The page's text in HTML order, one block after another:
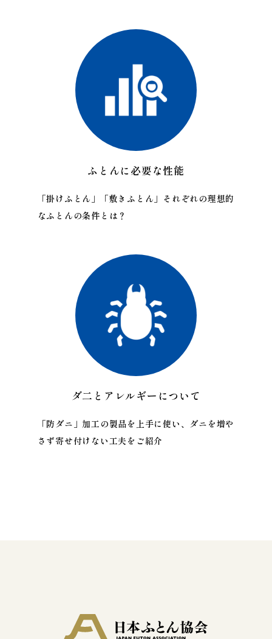
ふとんに必要な性能
「掛けふとん」「敷きふとん」それぞれの理想的
なふとんの条件とは？
ダ二とアレルギーについて
「防ダニ」加工の製品を上手に使い、ダニを増や
さず寄せ付けない工夫をご紹介